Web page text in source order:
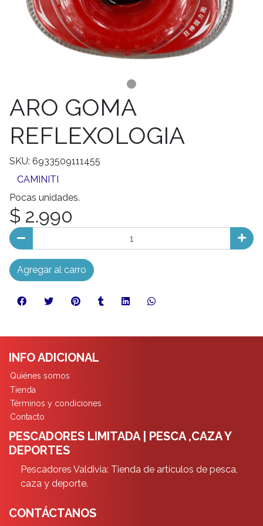
ARO GOMA
REFLEXOLOGIA
SKU: 6933509111455
CAMINITI
Pocas unidades.
$ 2.990
Agregar al carro
INFO ADICIONAL
Quiénes somos
Tienda
Términos y condiciones
Contacto
PESCADORES LIMITADA | PESCA ,CAZA Y
DEPORTES
Pescadores Valdivia: Tienda de artículos de pesca,
caza y deporte.
CONTÁCTANOS